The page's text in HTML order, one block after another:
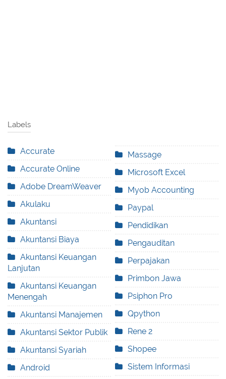
Labels
Accurate
Accurate Online
Adobe DreamWeaver
Akulaku
Akuntansi
Akuntansi Biaya
Akuntansi Keuangan
Lanjutan
Akuntansi Keuangan
Menengah
Akuntansi Manajemen
Akuntansi Sektor Publik
Akuntansi Syariah
Android
Massage
Microsoft Excel
Myob Accounting
Paypal
Pendidikan
Pengauditan
Perpajakan
Primbon Jawa
Psiphon Pro
Qpython
Rene 2
Shopee
Sistem Informasi